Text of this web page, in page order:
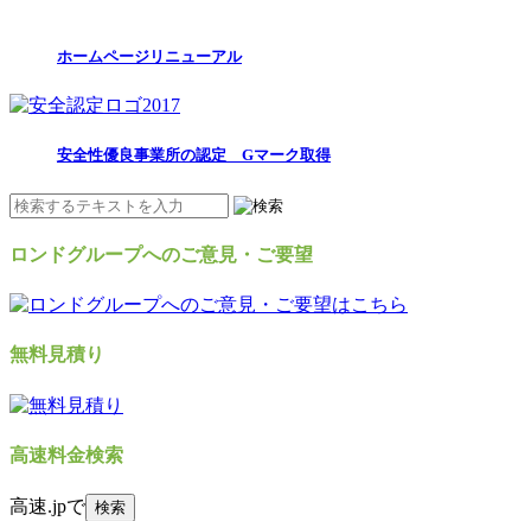
ホームページリニューアル
安全性優良事業所の認定 Gマーク取得
ロンドグループへのご意見・ご要望
無料見積り
高速料金検索
高速.jpで